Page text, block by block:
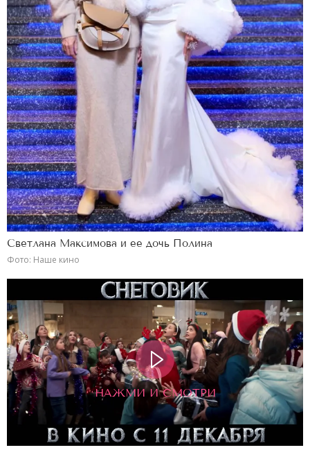
Светлана Максимова и ее дочь Полина
Фото: Наше кино
НАЖМИ И СМОТРИ